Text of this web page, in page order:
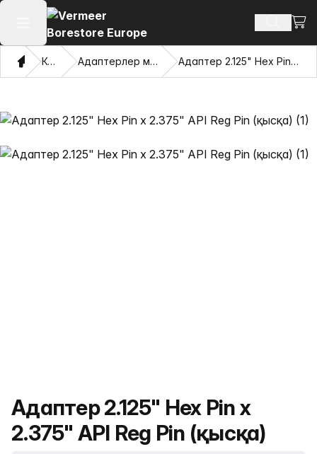
Негізгі мәзірді ашу Іздеу
Үй Каталог Адаптерлер мен тартатын көздер Адаптер 2.125" Hex Pin x 2.375" API Reg Pin (қысқа)
Өнімнің атауы
Адаптер 2.125" Hex Pin x
2.375" API Reg Pin (қысқа)